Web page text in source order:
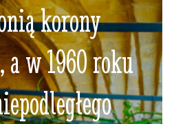
korony
w 1960 roku